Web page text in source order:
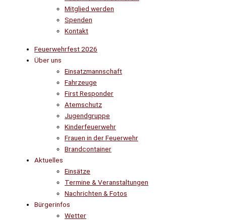
Mitglied werden
Spenden
Kontakt
Feuerwehrfest 2026
Über uns
Einsatzmannschaft
Fahrzeuge
First Responder
Atemschutz
Jugendgruppe
Kinderfeuerwehr
Frauen in der Feuerwehr
Brandcontainer
Aktuelles
Einsätze
Termine & Veranstaltungen
Nachrichten & Fotos
Bürgerinfos
Wetter